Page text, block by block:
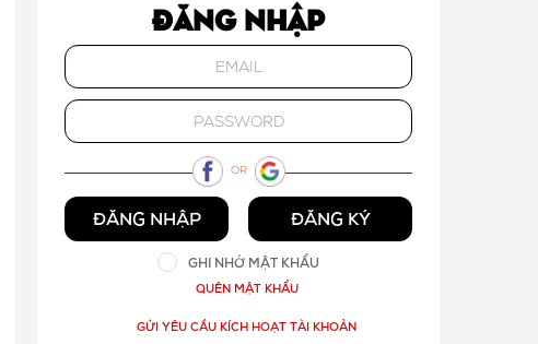
Đăng nhập
OR
ĐĂNG NHẬP ĐĂNG KÝ
GHI NHỚ MẬT KHẨU
QUÊN MẬT KHẨU
GỬI YÊU CẦU KÍCH HOẠT TÀI KHOẢN